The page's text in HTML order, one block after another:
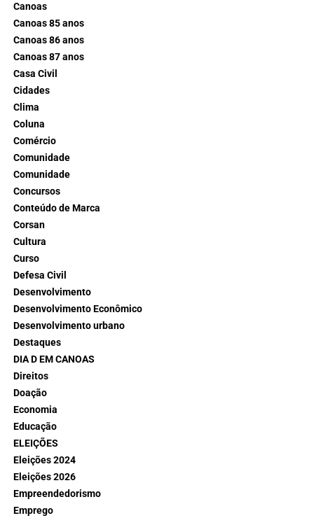
Canoas
Canoas 85 anos
Canoas 86 anos
Canoas 87 anos
Casa Civil
Cidades
Clima
Coluna
Comércio
Comunidade
Comunidade
Concursos
Conteúdo de Marca
Corsan
Cultura
Curso
Defesa Civil
Desenvolvimento
Desenvolvimento Econômico
Desenvolvimento urbano
Destaques
DIA D EM CANOAS
Direitos
Doação
Economia
Educação
ELEIÇÕES
Eleições 2024
Eleições 2026
Empreendedorismo
Emprego